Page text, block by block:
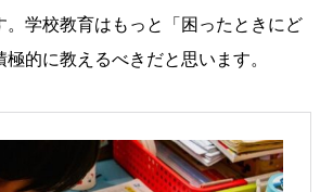
。学校教育はもっと「困ったときにど
的に教えるべきだと思います。